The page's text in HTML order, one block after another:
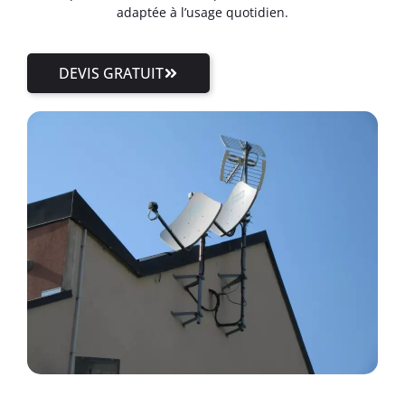
adaptée à l’usage quotidien.
DEVIS GRATUIT